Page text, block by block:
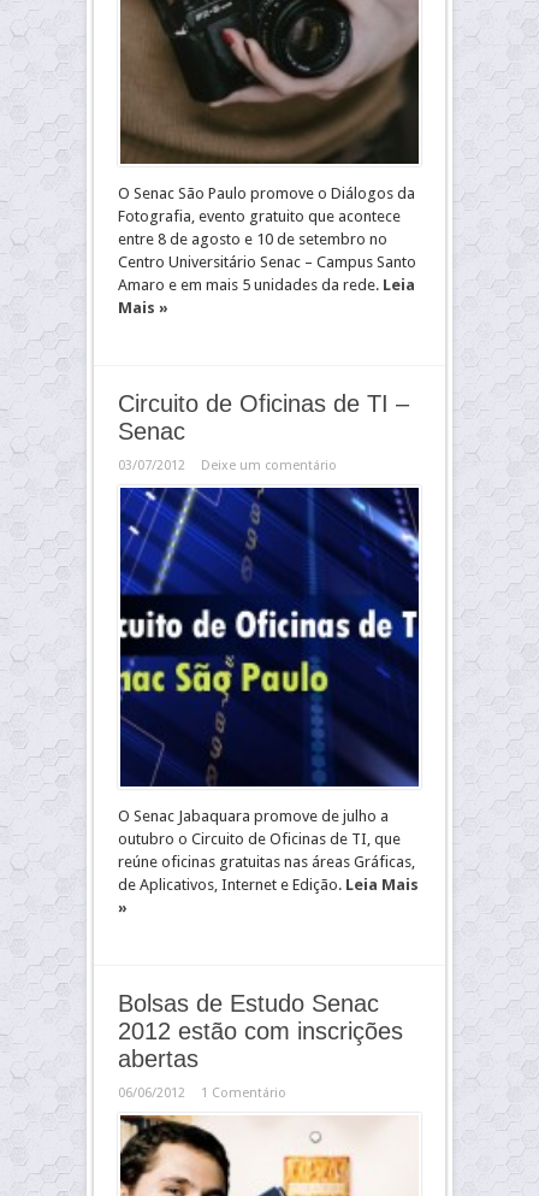
O Senac São Paulo promove o Diálogos da
Fotografia, evento gratuito que acontece
entre 8 de agosto e 10 de setembro no
Centro Universitário Senac – Campus Santo
Amaro e em mais 5 unidades da rede. Leia
Mais »
Circuito de Oficinas de TI –
Senac
03/07/2012 Deixe um comentário
O Senac Jabaquara promove de julho a
outubro o Circuito de Oficinas de TI, que
reúne oficinas gratuitas nas áreas Gráficas,
de Aplicativos, Internet e Edição. Leia Mais
»
Bolsas de Estudo Senac
2012 estão com inscrições
abertas
06/06/2012 1 Comentário